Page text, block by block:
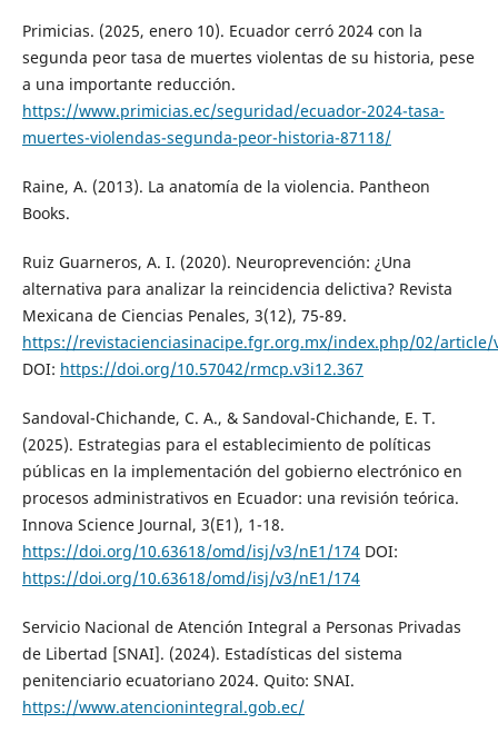
Primicias. (2025, enero 10). Ecuador cerró 2024 con la
segunda peor tasa de muertes violentas de su historia, pese
a una importante reducción.
https://www.primicias.ec/seguridad/ecuador-2024-tasa-
muertes-violendas-segunda-peor-historia-87118/
Raine, A. (2013). La anatomía de la violencia. Pantheon
Books.
Ruiz Guarneros, A. I. (2020). Neuroprevención: ¿Una
alternativa para analizar la reincidencia delictiva? Revista
Mexicana de Ciencias Penales, 3(12), 75-89.
https://revistacienciasinacipe.fgr.org.mx/index.php/02/article/
DOI: https://doi.org/10.57042/rmcp.v3i12.367
Sandoval-Chichande, C. A., & Sandoval-Chichande, E. T.
(2025). Estrategias para el establecimiento de políticas
públicas en la implementación del gobierno electrónico en
procesos administrativos en Ecuador: una revisión teórica.
Innova Science Journal, 3(E1), 1-18.
https://doi.org/10.63618/omd/isj/v3/nE1/174DOI:
https://doi.org/10.63618/omd/isj/v3/nE1/174
Servicio Nacional de Atención Integral a Personas Privadas
de Libertad [SNAI]. (2024). Estadísticas del sistema
penitenciario ecuatoriano 2024. Quito: SNAI.
https://www.atencionintegral.gob.ec/